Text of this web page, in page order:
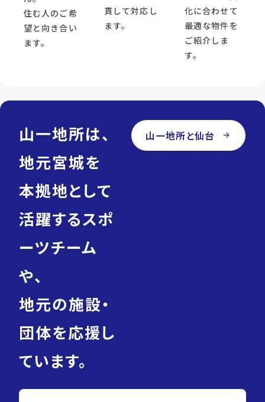
住む人のご希
望と向き合い
ます。
貫して対応し
ます。
化に合わせて
最適な物件を
ご紹介しま
す。
山一地所は、
地元宮城を
本拠地として
活躍するスポ
ーツチーム
や、
地元の施設・
団体を応援し
ています。
山一地所と仙台 arrow_forward